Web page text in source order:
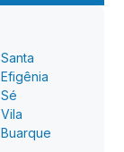
Santa
Efigênia
Sé
Vila
Buarque